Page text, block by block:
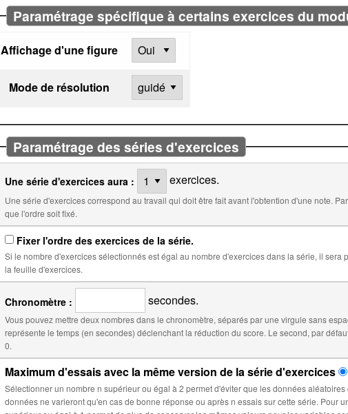
Paramétrage spécifique à certains exercices du
Affichage d'une figure
Mode de résolution
Paramétrage des séries d'exercices
Une série d'exercices aura : exercices.
Une série d'exercices correspond au travail qui doit être fait avant l'obtention d'une note. Par défaut, l'ordre des exercices est aléatoire. Cocher ci-dessous pour
que l'ordre soit fixé.
Fixer l'ordre des exercices de la série.
Si le nombre d'exercices sélectionnés est égal au nombre d'exercices dans la série, il sera possible de choisir l'ordre au moment de l'insertion de la série dans
la feuille d'exercices.
Chronomètre : secondes.
Vous pouvez mettre deux nombres dans le chronomètre, séparés par une virgule sans
représente le temps (en secondes) déclenchant la réduction du score. Le second, par défaut égal au premier, représente le temps à partir duquel le score sera
0.
Maximum d'essais avec la même version de la série d'exercices
Sélectionner un nombre n supérieur ou égal à 2 permet d'éviter que les données aléatoires de la série d'exercices ne changent lors d'un nouvel essai : ces
données ne varieront qu'en cas de bonne réponse ou après n essais sur cette série. Pour une série d'exercices dont l'ordre est fixé, sélectionner un nombre n